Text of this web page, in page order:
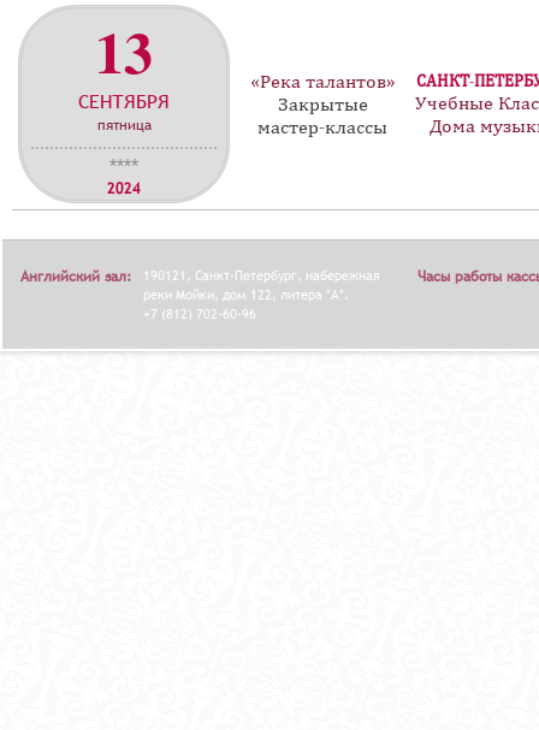
13
СЕНТЯБРЯ
пятница
****
2024
«Река талантов»
Закрытые
мастер-классы
САНКТ-
Учебные
Дома
Английский зал:
190121, Санкт-Петербург, набережная
реки Мойки, дом 122, литера "А".
+7 (812) 702-60-96
Часы работы